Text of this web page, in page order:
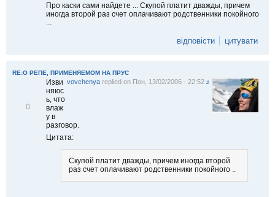
Про каски сами найдете ... Скупой платит дважды, причем
иногда второй раз счет оплачивают родственники покойного
відповісти цитувати
RE:О РЕПЕ, ПРИМЕНЯЕМОМ НА ПРУС
vovchenyareplied on Пон, 13/02/2006 - 22:52 #
0
Изви
няюс
ь, что
влаж
у в
разговор.
Цитата:
Скупой платит дважды, причем иногда второй
раз счет оплачивают родственники покойного ..